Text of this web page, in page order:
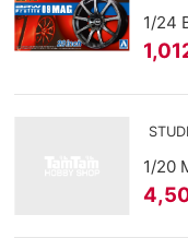
1/24
1/20